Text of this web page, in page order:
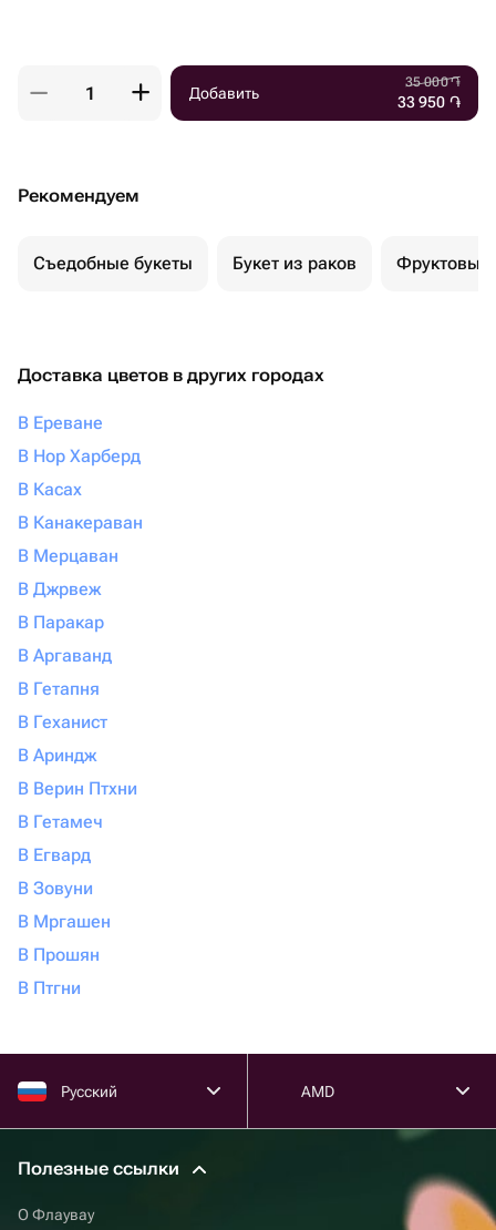
Добавить
35 000֏
33 950 ֏
Рекомендуем
Съедобные букеты Букет из раков Фруктовый
Доставка цветов в других городах
В Ереване
В Нор Харберд
В Касах
В Канакераван
В Мерцаван
В Джрвеж
В Паракар
В Аргаванд
В Гетапня
В Геханист
В Ариндж
В Верин Птхни
В Гетамеч
В Егвард
В Зовуни
В Мргашен
В Прошян
В Птгни
Русский AMD
Полезные ссылки
О Флаувау